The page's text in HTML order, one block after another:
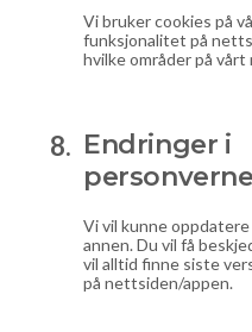
Vi bruker cookies på
funksjonalitet på
hvilke områder på
Endringer i
Vi vil kunne
annen. Du vil få
vil alltid finne siste
på nettsiden/appen.